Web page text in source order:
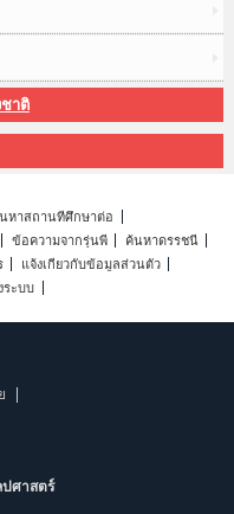
าติ
หาสถานที่ศึกษาต่อ
ข้อความจากรุ่นพี่
ค้นหาดรรชนี
แจ้งเกี่ยวกับข้อมูลส่วนตัว
ระบบ
ศาสตร์